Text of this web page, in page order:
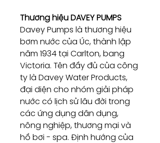
Thương hiệu DAVEY PUMPS
Davey Pumps là thương hiệu
bơm nước của Úc, thành lập
năm 1934 tại Carlton, bang
Victoria. Tên đầy đủ của công
ty là Davey Water Products,
đại diện cho nhóm giải pháp
nước có lịch sử lâu đời trong
các ứng dụng dân dụng,
nông nghiệp, thương mại và
hồ bơi - spa. Định hướng của